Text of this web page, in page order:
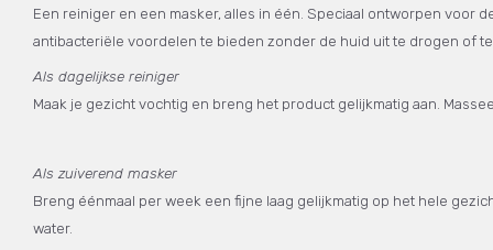
Een reiniger en een masker, alles in één. Speciaal ontworpen
antibacteriële voordelen te bieden zonder de huid uit te drogen of
Als dagelijkse reiniger
Maak je gezicht vochtig en breng het product gelijkmatig aan.
Als zuiverend masker
Breng éénmaal per week een fijne laag gelijkmatig op het hele
water.